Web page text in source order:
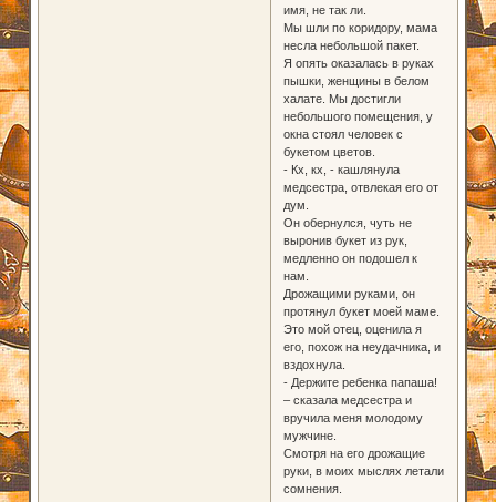
имя, не так ли.
Мы шли по коридору, мама
несла небольшой пакет.
Я опять оказалась в руках
пышки, женщины в белом
халате. Мы достигли
небольшого помещения, у
окна стоял человек с
букетом цветов.
- Кх, кх, - кашлянула
медсестра, отвлекая его от
дум.
Он обернулся, чуть не
выронив букет из рук,
медленно он подошел к
нам.
Дрожащими руками, он
протянул букет моей маме.
Это мой отец, оценила я
его, похож на неудачника, и
вздохнула.
- Держите ребенка папаша!
– сказала медсестра и
вручила меня молодому
мужчине.
Смотря на его дрожащие
руки, в моих мыслях летали
сомнения.